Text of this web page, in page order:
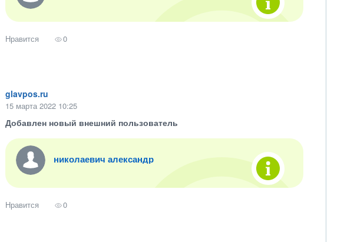
Нравится 0
glavpos.ru
15 марта 2022 10:25
Добавлен новый внешний пользователь
николаевич александр
Нравится 0